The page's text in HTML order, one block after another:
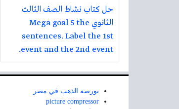
حل كتاب نشاط الصف الثالث
الثانوي Mega goal 5 the
sentences. Label the 1st
event and the 2nd event.
بورصة الذهب في مصر
picture compressor